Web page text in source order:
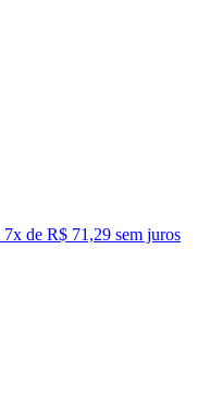
7x de R$ 71,29 sem juros